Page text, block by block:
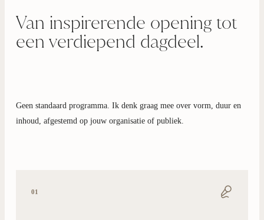
Van inspirerende opening tot
een verdiepend dagdeel.
Geen standaard programma. Ik denk graag mee over vorm, duur en
inhoud, afgestemd op jouw organisatie of publiek.
01